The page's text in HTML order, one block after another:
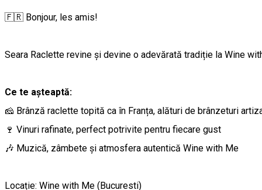
🇫🇷 Bonjour, les amis!
Seara Raclette revine și devine o adevărată tradiție la Wine
Ce te așteaptă:
🧀 Brânză raclette topită ca în Franța, alături de brânzeturi
🍷 Vinuri rafinate, perfect potrivite pentru fiecare gust
🎶 Muzică, zâmbete și atmosfera autentică Wine with Me
Locație: Wine with Me (Bucuresti)